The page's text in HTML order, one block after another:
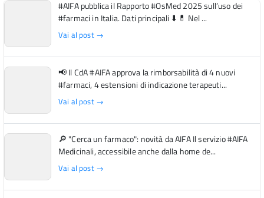
#AIFA pubblica il Rapporto #OsMed 2025 sull’uso dei
#farmaci in Italia. Dati principali ⬇️ 💊 Nel ...
Vai al post →
📢 Il CdA #AIFA approva la rimborsabilità di 4 nuovi
#farmaci, 4 estensioni di indicazione terapeuti...
Vai al post →
🔎 "Cerca un farmaco": novità da AIFA Il servizio #AIFA
Medicinali, accessibile anche dalla home de...
Vai al post →